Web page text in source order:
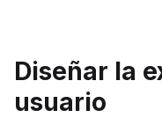
Diseñar la
usuario